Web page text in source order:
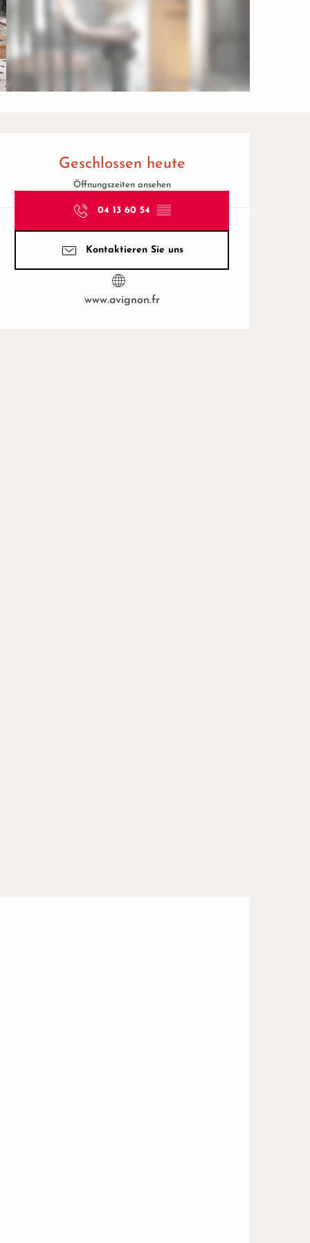
Öffnungszeiten &
Geschlossen heute
Öffnungszeiten ansehen
04 13 60 54 ▒▒
Kontaktieren Sie uns
www.avignon.fr